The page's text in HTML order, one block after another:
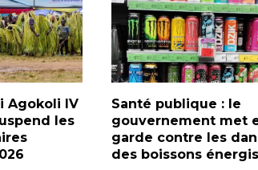
Agokoli IV
les
Santé publique : le
gouvernement met
garde contre les
des boissons